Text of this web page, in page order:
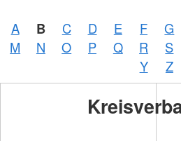
A B C D E F G
M
N O P Q R S
Y
Z